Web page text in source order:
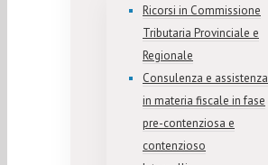
Ricorsi in Commissione
Tributaria Provinciale e
Regionale
Consulenza e assistenza
in materia fiscale in fase
pre-contenziosa e
contenzioso